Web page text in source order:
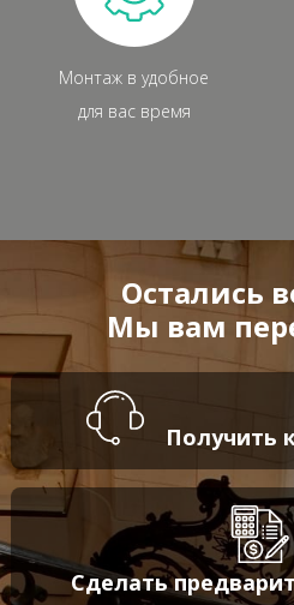
Монтаж в удобное
для вас время
Остались
Мы вам
Получить
Сделать